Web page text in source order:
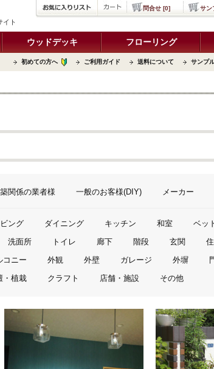
イト
ウッドデッキ フローリング
初めての方へ ご利用ガイド 送料について サンプ
問合せ [0] サン
関係の業者様 一般のお客様(DIY) メーカー
ング ダイニング キッチン 和室
ベッ
洗面所 トイレ 廊下 階段 玄関
コニー
外観 外壁 ガレージ 外塀
・植栽
クラフト 店舗・施設 その他